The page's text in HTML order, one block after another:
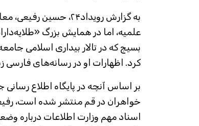
به گزارش رویداد۲۴،
علمیه، اما در همایش بزرگ
بسیج که در تالار بیداری اسلامی
کرد. اظهارات او در رسانه‌های فارسی
بر اساس آنچه در پایگاه اطلاع
خواهران در قم منتشر شده است،
اسناد مهم وزارت اطلاعات درباره